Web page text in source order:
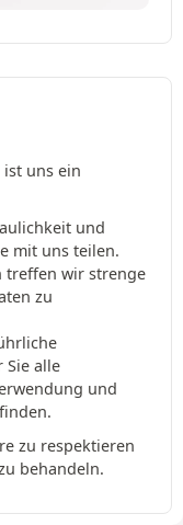
uns ein
und
mit uns teilen.
treffen wir strenge
zu
Sie alle
und
zu respektieren
behandeln.